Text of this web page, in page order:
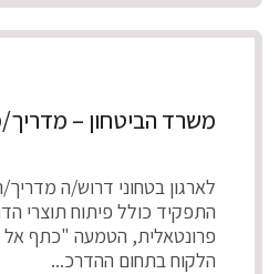
משרד הביטחון –
לארגון בטחוני דרוש/ה
התפקיד כולל פיתוח תוצרי
פרונטאלית, הטמעה "כתף אל
הלקוח בתחום ההדרכ...